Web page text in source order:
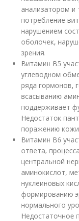
анализатором и
потребление
нарушением
оболочек,
зрения.
Витамин В5
углеводном
ряда гормонов,
всасыванию
поддерживает
Недостаток
поражению кожи
Витамин В6
ответа,
центральной
аминокислот,
нуклеиновых
формированию
нормального
Недостаточное